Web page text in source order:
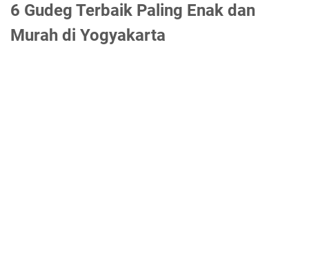
6 Gudeg Terbaik Paling Enak dan
Murah di Yogyakarta